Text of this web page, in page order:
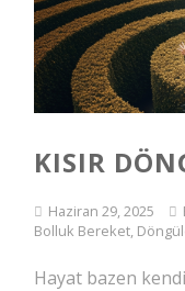
KISIR
Haziran 29, 2025
Bolluk Bereket,
Hayat bazen